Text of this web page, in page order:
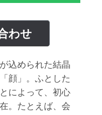
わせ
込められた結晶
顔」。ふとした
によって、初心
。たとえば、会